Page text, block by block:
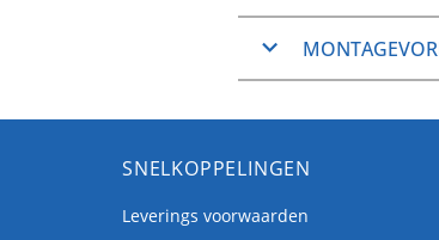
Schakelaars
frontmontage en
Frontmontage
SNELKOPPELINGEN
Leverings voorwaarden